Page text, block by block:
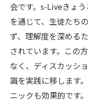
会です。s-Liveきょ
を通じて、生徒たち
ず、理解度を深める
されています。この
なく、ディスカッシ
識を実践に移します
ニックも効果的です